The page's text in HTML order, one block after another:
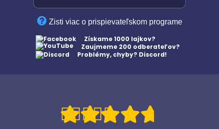
Zisti viac o prispievateľskom programe
Získame 1000 lajkov?
Zaujmeme 200 odberateľov?
Problémy, chyby? Discord!